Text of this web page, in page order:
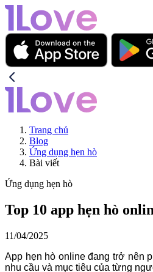
Trang chủ
Blog
Ứng dụng hẹn hò
Bài viết
Ứng dụng hẹn hò
Top 10 app hẹn hò
11/04/2025
App hẹn hò online đang trở nên
nhu cầu và mục tiêu của từng